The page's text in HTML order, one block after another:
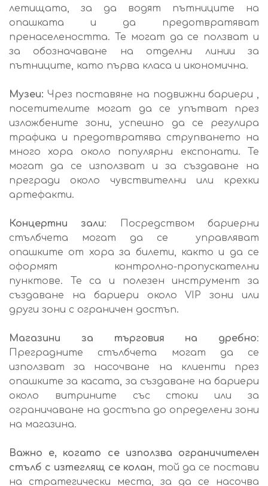
летищата, за да водят пътниците на
опашката и да предотвратяват
пренаселеността. Те могат да се ползват и
за обозначаване на отделни линии за
пътниците, като първа класа и икономична.
Музеи: Чрез поставяне на подвижни бариери ,
посетителите могат да се упътват през
изложбените зони, успешно да се регулира
трафика и предотвратява струпването на
много хора около популярни експонати. Те
могат да се използват и за създаване на
прегради около чувствителни или крехки
артефакти.
Концертни зали: Посредством бариерни
стълбчета могат да се управляват
опашките от хора за билети, както и да се
оформят контролно-пропускателни
пунктове. Те са и полезен инструмент за
създаване на бариери около VIP зони или
други зони с ограничен достъп.
Магазини за търговия на дребно:
Преградните стълбчета могат да се
използват за насочване на клиенти през
опашките за касата, за създаване на бариери
около витрините със стоки или за
ограничаване на достъпа до определени зони
на магазина.
Важно е, когато се използва ограничителен
стълб с изтеглящ се колан, той да се постави
на стратегически места, за да се насочва